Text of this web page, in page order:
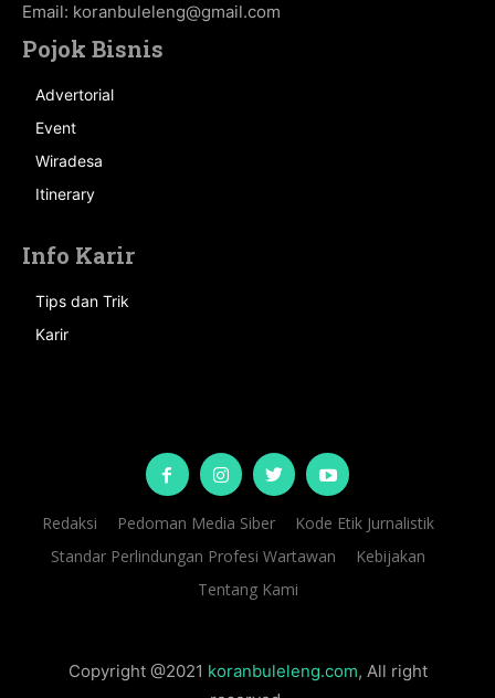
Email: koranbuleleng@gmail.com
Pojok Bisnis
Advertorial
Event
Wiradesa
Itinerary
Info Karir
Tips dan Trik
Karir
Redaksi Pedoman Media Siber
Kode Etik Jurnalistik
Standar Perlindungan Profesi Wartawan
Kebijakan
Tentang Kami
Copyright @2021 koranbuleleng.com, All right